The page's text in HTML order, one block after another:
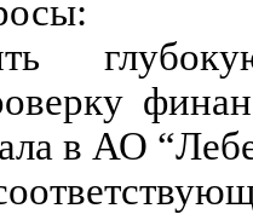
в АО